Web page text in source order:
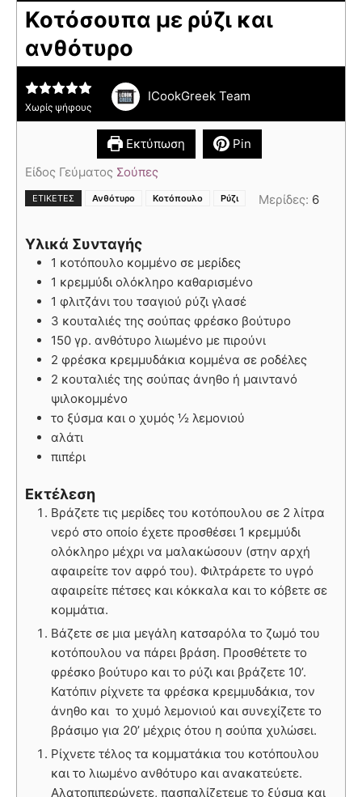
Κοτόσουπα με ρύζι και
ανθότυρο
Χωρίς ψήφους
ICookGreek Team
Εκτύπωση
Pin
Είδος Γεύματος Σούπες
ΕΤΙΚΈΤΕΣ Ανθότυρο Κοτόπουλο Ρύζι Μερίδες: 6
Υλικά Συνταγής
1 κοτόπουλο κομμένο σε μερίδες
1 κρεμμύδι ολόκληρο καθαρισμένο
1 φλιτζάνι του τσαγιού ρύζι γλασέ
3 κουταλιές της σούπας φρέσκο βούτυρο
150 γρ. ανθότυρο λιωμένο με πιρούνι
2 φρέσκα κρεμμυδάκια κομμένα σε ροδέλες
2 κουταλιές της σούπας άνηθο ή μαιντανό
ψιλοκομμένο
το ξύσμα και ο χυμός ½ λεμονιού
αλάτι
πιπέρι
Εκτέλεση
Βράζετε τις μερίδες του κοτόπουλου σε 2 λίτρα
νερό στο οποίο έχετε προσθέσει 1 κρεμμύδι
ολόκληρο μέχρι να μαλακώσουν (στην αρχή
αφαιρείτε τον αφρό του). Φιλτράρετε το υγρό
αφαιρείτε πέτσες και κόκκαλα και το κόβετε σε
κομμάτια.
Βάζετε σε μια μεγάλη κατσαρόλα το ζωμό του
κοτόπουλου να πάρει βράση. Προσθέτετε το
φρέσκο βούτυρο και το ρύζι και βράζετε 10’.
Κατόπιν ρίχνετε τα φρέσκα κρεμμυδάκια, τον
άνηθο και το χυμό λεμονιού και συνεχίζετε το
βράσιμο για 20’ μέχρις ότου η σούπα χυλώσει.
Ρίχνετε τέλος τα κομματάκια του κοτόπουλου
και το λιωμένο ανθότυρο και ανακατεύετε.
Αλατοπιπερώνετε, πασπαλίζετεμε το ξύσμα και